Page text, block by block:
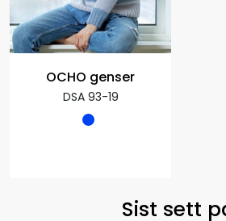
OCHO genser
DSA 93-19
Sist sett